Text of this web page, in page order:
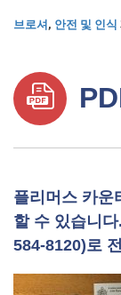
브로셔, 안전 및 인식
플리머스 카
할 수 있습니
584-8120)로